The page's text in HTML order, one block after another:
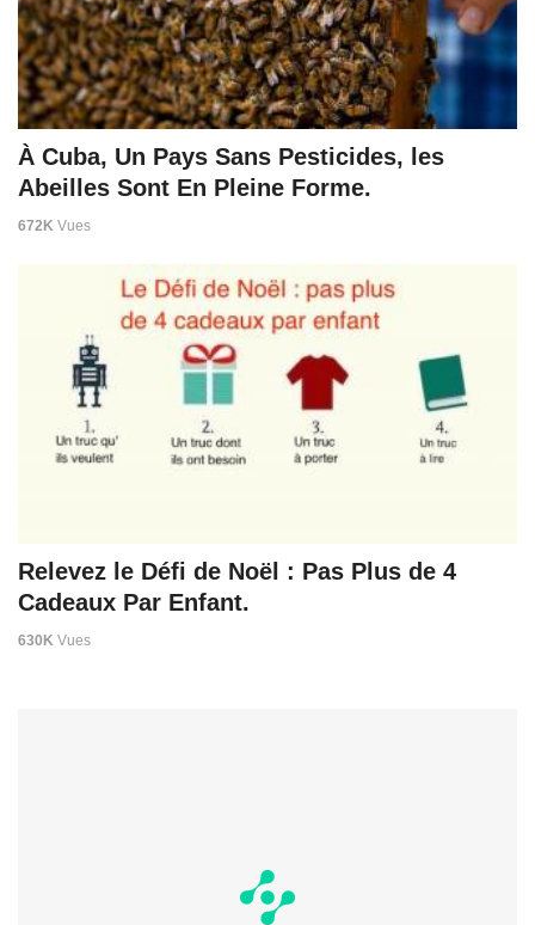
À Cuba, Un Pays Sans Pesticides, les
Abeilles Sont En Pleine Forme.
672K Vues
Relevez le Défi de Noël : Pas Plus de 4
Cadeaux Par Enfant.
630K Vues